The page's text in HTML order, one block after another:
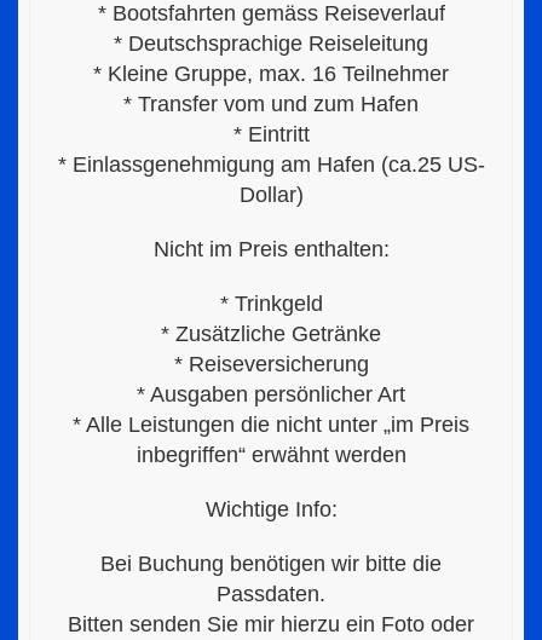
* Bootsfahrten gemäss Reiseverlauf
* Deutschsprachige Reiseleitung
* Kleine Gruppe, max. 16 Teilnehmer
* Transfer vom und zum Hafen
* Eintritt
* Einlassgenehmigung am Hafen (ca.25 US-
Dollar)
Nicht im Preis enthalten:
* Trinkgeld
* Zusätzliche Getränke
* Reiseversicherung
* Ausgaben persönlicher Art
* Alle Leistungen die nicht unter „im Preis
inbegriffen“ erwähnt werden
Wichtige Info:
Bei Buchung benötigen wir bitte die
Passdaten.
Bitten senden Sie mir hierzu ein Foto oder